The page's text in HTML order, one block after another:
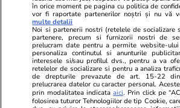
Libertatea pentru
Unica.ro
Program TV
Avantaje
ELLE
Gazeta Sporturilor
Stiri mondene
Calculator sarcina
Ajută Copiii
Pariază responsabil! Decizia ONJN
în orice moment pe pagina cu politica de
vor fi raportate partenerilor noștri și nu vă
multe detalii
Noi si partenerii nostri (retelele de
partenere, precum si furnizorii nostri de
prelucram date pentru a permite website-
personaliza continutul si anunturile
interesele si/sau profilul dvs., pentru a va
retelelor de socializare si pentru a analiza
de drepturile prevazute de art. 15-22
prelucrarea datelor cu caracter personal.
prin modalitatea indicataaici. Prin click pe
folosirea tuturor Tehnologiilor de tip Cookie,